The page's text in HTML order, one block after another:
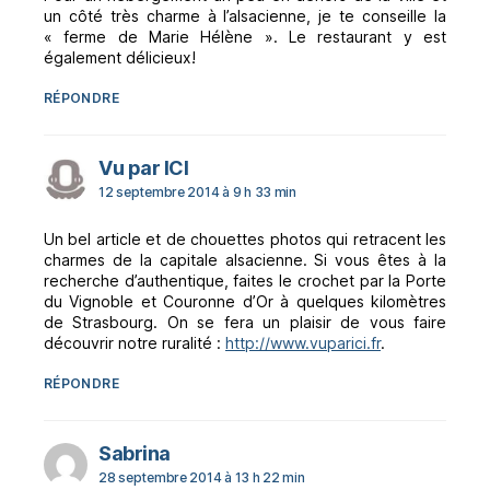
un côté très charme à l’alsacienne, je te conseille la
« ferme de Marie Hélène ». Le restaurant y est
également délicieux!
RÉPONDRE
Vu par ICIdit :
12 septembre 2014 à 9 h 33 min
Un bel article et de chouettes photos qui retracent les
charmes de la capitale alsacienne. Si vous êtes à la
recherche d’authentique, faites le crochet par la Porte
du Vignoble et Couronne d’Or à quelques kilomètres
de Strasbourg. On se fera un plaisir de vous faire
découvrir notre ruralité : http://www.vuparici.fr.
RÉPONDRE
Sabrinadit :
28 septembre 2014 à 13 h 22 min